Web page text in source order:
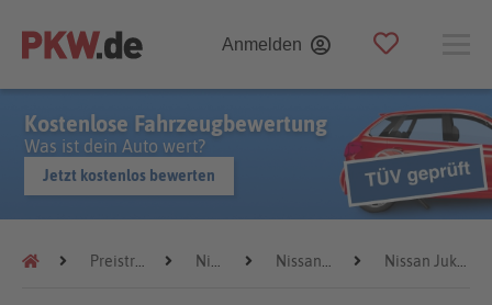
Anmelden
Kostenlose Fahrzeugbewertung
Was ist dein Auto wert?
Jetzt kostenlos bewerten
Preistrends Nissan Nissan Juke Nissan Juke 2023